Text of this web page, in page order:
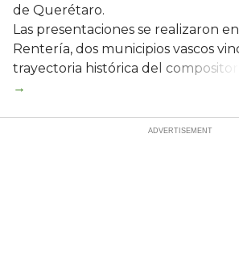
de Querétaro.
Las presentaciones se realizaron
Rentería, dos municipios vascos
trayectoria histórica del compositor.